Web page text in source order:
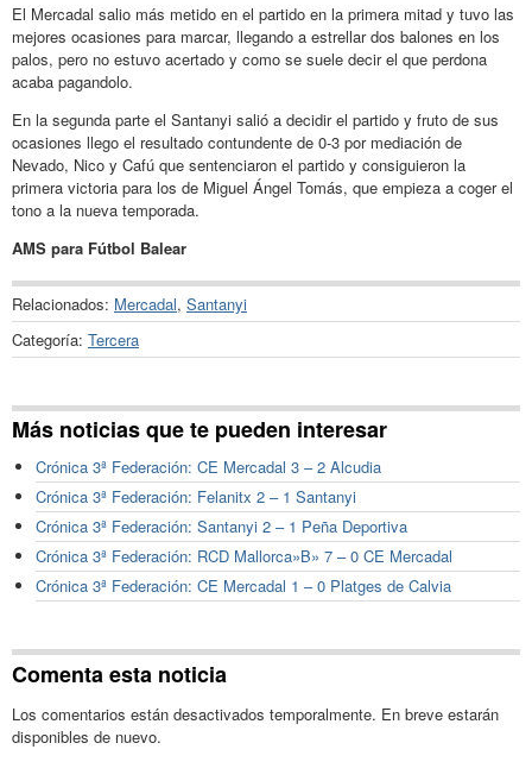
El Mercadal salio más metido en el partido en la primera mitad y tuvo las
mejores ocasiones para marcar, llegando a estrellar dos balones en los
palos, pero no estuvo acertado y como se suele decir el que perdona
acaba pagandolo.
En la segunda parte el Santanyi salió a decidir el partido y fruto de sus
ocasiones llego el resultado contundente de 0-3 por mediación de
Nevado, Nico y Cafú que sentenciaron el partido y consiguieron la
primera victoria para los de Miguel Ángel Tomás, que empieza a coger el
tono a la nueva temporada.
AMS para Fútbol Balear
Relacionados: Mercadal, Santanyi
Categoría: Tercera
Más noticias que te pueden interesar
Crónica 3ª Federación: CE Mercadal 3 – 2 Alcudia
Crónica 3ª Federación: Felanitx 2 – 1 Santanyi
Crónica 3ª Federación: Santanyi 2 – 1 Peña Deportiva
Crónica 3ª Federación: RCD Mallorca»B» 7 – 0 CE Mercadal
Crónica 3ª Federación: CE Mercadal 1 – 0 Platges de Calvia
Comenta esta noticia
Los comentarios están desactivados temporalmente. En breve estarán
disponibles de nuevo.